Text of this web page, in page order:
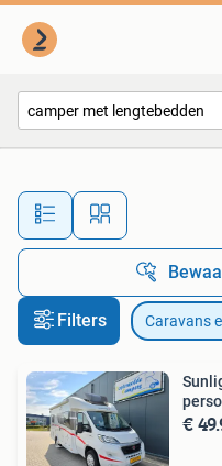
Alle
Filters Caravans
€